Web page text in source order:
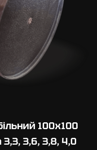
100х100
3,3, 3,6, 3,8, 4,0